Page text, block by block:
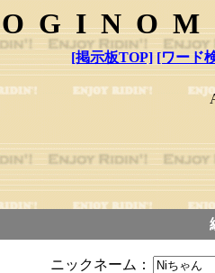
[掲示板TOP] [ワード
ニックネーム：